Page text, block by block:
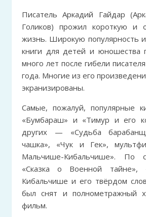
Писатель Аркадий Гайдар
Голиков) прожил короткую и
жизнь. Широкую популярность
книги для детей и юношества
много лет после гибели
года. Многие из его
экранизированы.
Самые, пожалуй, популярные
«Бумбараш» и «Тимур и его
других — «Судьба
чашка», «Чук и Гек»,
Мальчише-Кибальчише». По
«Сказка о Военной
Кибальчише и его твёрдом
был снят и полнометражный
фильм.